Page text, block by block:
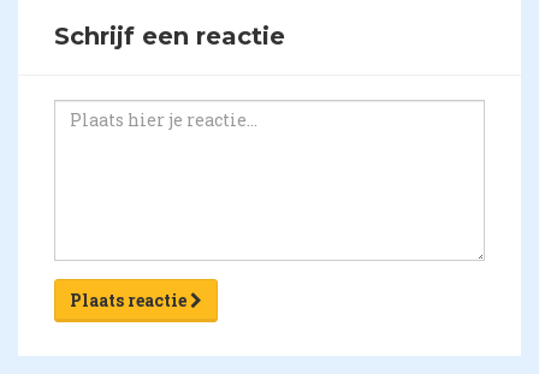
Schrijf een reactie
Plaats reactie